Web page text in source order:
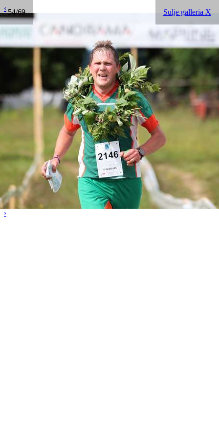
54/69 Sulje galleria X
‹
›